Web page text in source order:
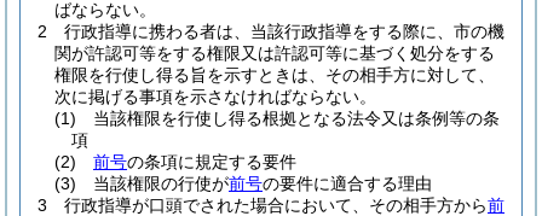
ばならない。
2
行政指導に携わる者は、当該行政指導をする際に、市の機
関が許認可等をする権限又は許認可等に基づく処分をする
権限を行使し得る旨を示すときは、その相手方に対して、
次に掲げる事項を示さなければならない。
(1)
当該権限を行使し得る根拠となる法令又は条例等の条
項
(2)
前号の条項に規定する要件
(3)
当該権限の行使が前号の要件に適合する理由
3
行政指導が口頭でされた場合において、その相手方から前